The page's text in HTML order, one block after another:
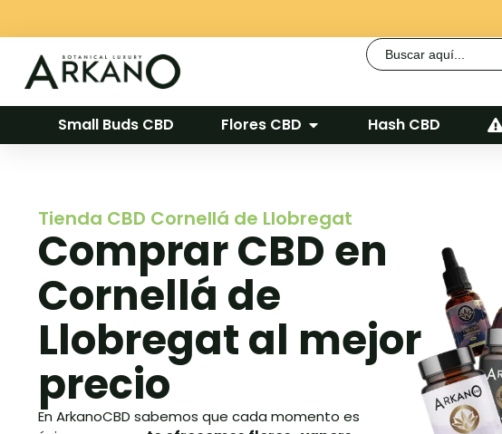
Buscar:
Small Buds CBD Flores CBD Hash CBD
Tienda CBD Cornellá de Llobregat
Comprar CBD en
Cornellá de
Llobregat al mejor
precio
En ArkanoCBD sabemos que cada momento es